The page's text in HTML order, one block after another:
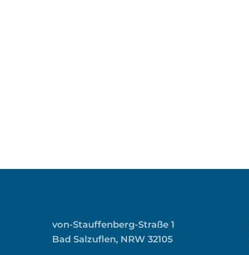
von-Stauffenberg-Straße 1
Bad Salzuflen, NRW 32105